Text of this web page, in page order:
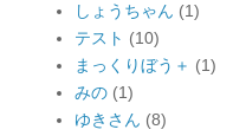
しょうちゃん (1)
テスト (10)
まっくりぼう＋ (1)
みの (1)
ゆきさん (8)